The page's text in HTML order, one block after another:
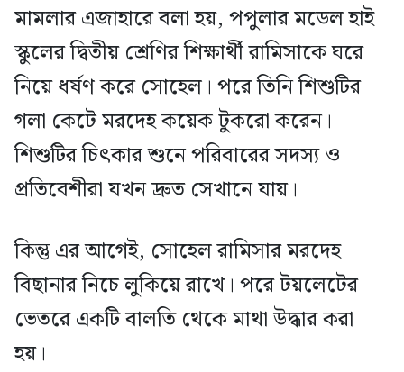
মামলার এজাহারে বলা হয়, পপুলার মডেল হাই
স্কুলের দ্বিতীয় শ্রেণির শিক্ষার্থী রামিসাকে ঘরে
নিয়ে ধর্ষণ করে সোহেল। পরে তিনি শিশুটির
গলা কেটে মরদেহ কয়েক টুকরো করেন।
শিশুটির চিৎকার শুনে পরিবারের সদস্য ও
প্রতিবেশীরা যখন দ্রুত সেখানে যায়।
কিন্তু এর আগেই, সোহেল রামিসার মরদেহ
বিছানার নিচে লুকিয়ে রাখে। পরে টয়লেটের
ভেতরে একটি বালতি থেকে মাথা উদ্ধার করা
হয়।